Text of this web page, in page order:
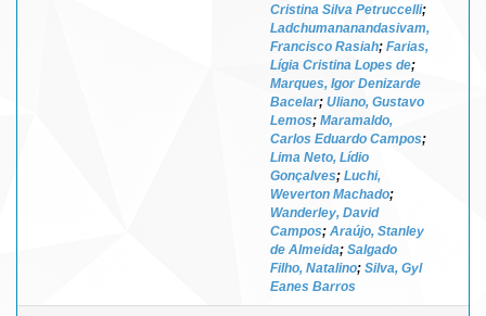
Cristina Silva Petruccelli;
Ladchumananandasivam,
Francisco Rasiah; Farias,
Lígia Cristina Lopes de;
Marques, Igor Denizarde
Bacelar; Uliano, Gustavo
Lemos; Maramaldo,
Carlos Eduardo Campos;
Lima Neto, Lídio
Gonçalves; Luchi,
Weverton Machado;
Wanderley, David
Campos; Araújo, Stanley
de Almeida; Salgado
Filho, Natalino; Silva, Gyl
Eanes Barros